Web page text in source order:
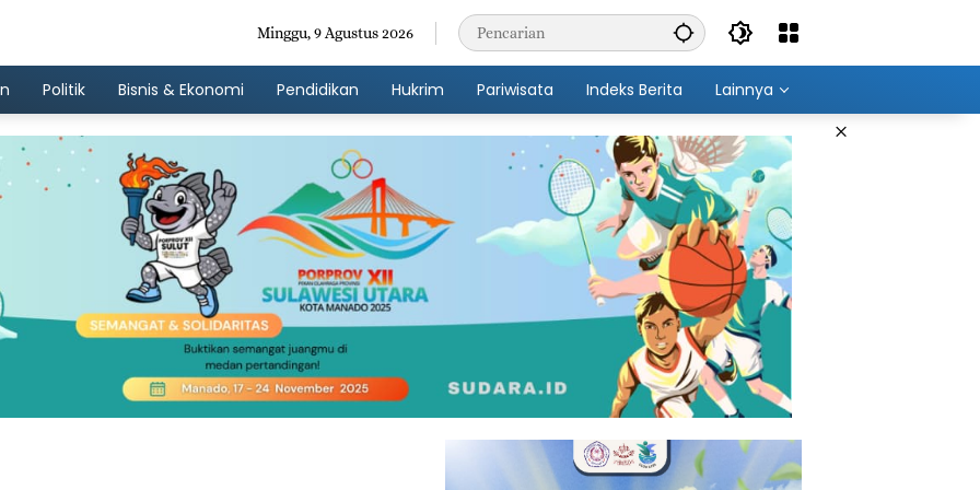
Minggu, 9 Agustus 2026
Politik Bisnis & Ekonomi Pendidikan Hukrim Pariwisata Indeks Berita Lainnya
×